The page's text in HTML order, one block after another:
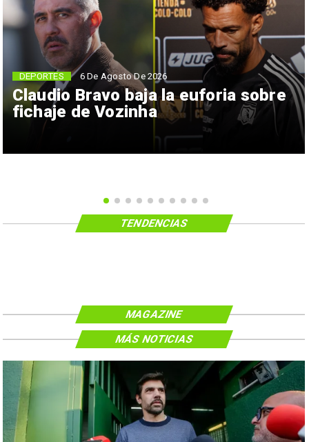
Claudio Bravo baja la euforia sobre
fichaje de Vozinha
DEPORTES 6 De Agosto De 2026
TENDENCIAS
MAGAZINE
MÁS NOTICIAS